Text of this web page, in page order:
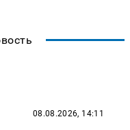
08.08.2026, 14:11